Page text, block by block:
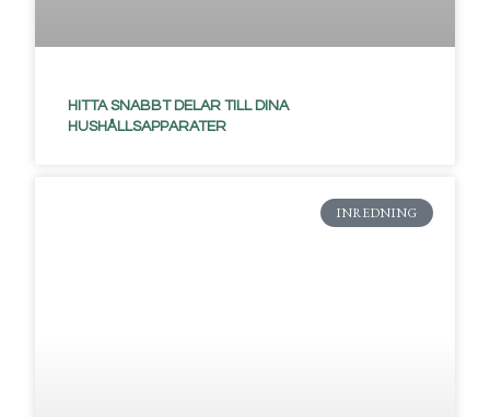
HITTA SNABBT DELAR TILL DINA
HUSHÅLLSAPPARATER
INREDNING